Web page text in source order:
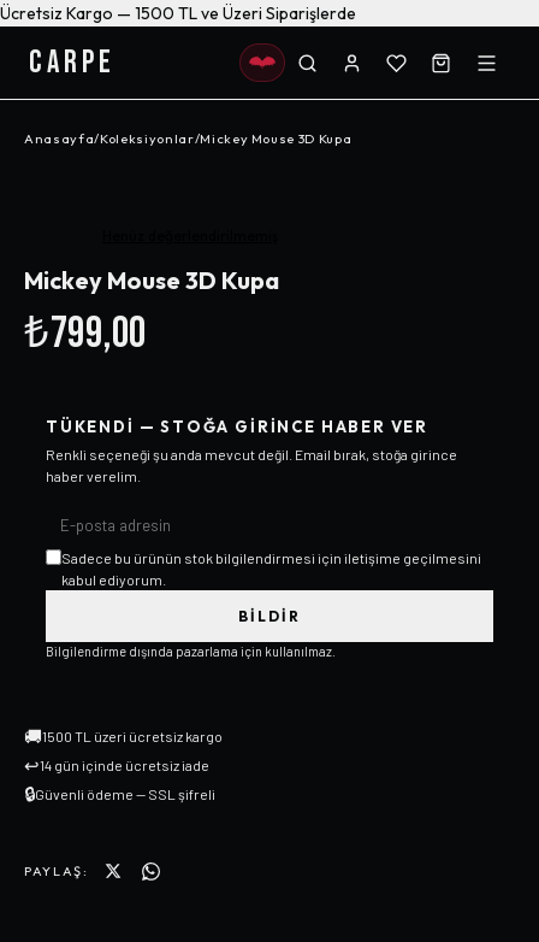
Ücretsiz Kargo — 1500 TL ve Üzeri Siparişlerde
CARPE
Anasayfa/Koleksiyonlar/Mickey Mouse 3D Kupa
Mickey Mouse 3D Kupa
₺799,00
TÜKENDI — STOĞA GIRINCE HABER VER
Renkli seçeneği şu anda mevcut değil. Email bırak, stoğa girince
haber verelim.
Sadece bu ürünün stok bilgilendirmesi için iletişime geçilmesini
kabul ediyorum.
BILDIR
Bilgilendirme dışında pazarlama için kullanılmaz.
🚚1500 TL üzeri ücretsiz kargo
↩14 gün içinde ücretsiz iade
🔒Güvenli ödeme — SSL şifreli
PAYLAŞ: